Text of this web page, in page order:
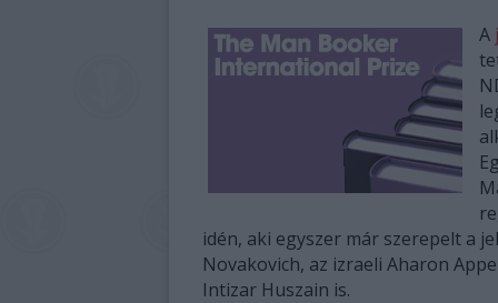
A
idén, aki egyszer már szerepelt a
Novakovich, az izraeli Aharon
Intizar Huszain is.